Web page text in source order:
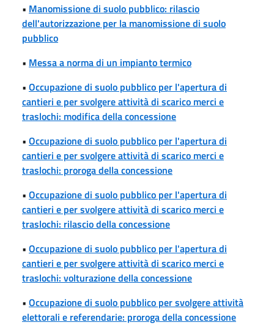
• Manomissione di suolo pubblico: rilascio
dell'autorizzazione per la manomissione di suolo
pubblico
• Messa a norma di un impianto termico
• Occupazione di suolo pubblico per l'apertura di
cantieri e per svolgere attività di scarico merci e
traslochi: modifica della concessione
• Occupazione di suolo pubblico per l'apertura di
cantieri e per svolgere attività di scarico merci e
traslochi: proroga della concessione
• Occupazione di suolo pubblico per l'apertura di
cantieri e per svolgere attività di scarico merci e
traslochi: rilascio della concessione
• Occupazione di suolo pubblico per l'apertura di
cantieri e per svolgere attività di scarico merci e
traslochi: volturazione della concessione
• Occupazione di suolo pubblico per svolgere attività
elettorali e referendarie: proroga della concessione